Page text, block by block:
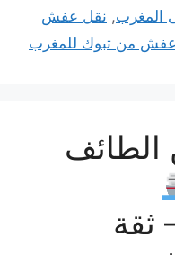
المغرب, نقل عفش
من تبوك للمغرب
ثقة